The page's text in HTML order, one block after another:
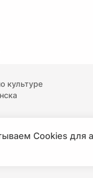
культуре
областиCookies для